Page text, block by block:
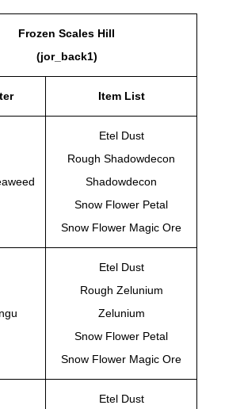
Frozen Scales Hill
(jor_back1)
Item List
Etel Dust
Rough Shadowdecon
Shadowdecon
Snow Flower Petal
Snow Flower Magic Ore
Etel Dust
Rough Zelunium
Zelunium
Snow Flower Petal
Snow Flower Magic Ore
Etel Dust